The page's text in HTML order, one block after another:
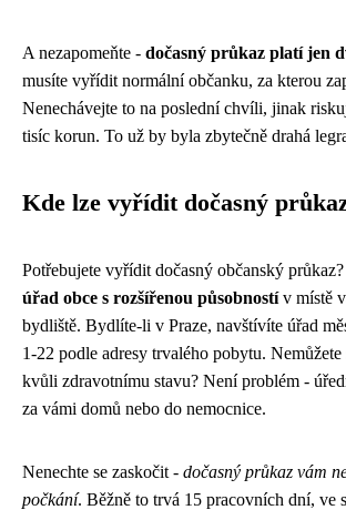
A nezapomeňte - dočasný průkaz platí jen
musíte vyřídit normální občanku, za kterou
Nenechávejte to na poslední chvíli, jinak
tisíc korun. To už by byla zbytečně drahá
Kde lze vyřídit dočasný
Potřebujete vyřídit dočasný občanský průkaz?
úřad obce s rozšířenou působnostív místě
bydliště. Bydlíte-li v Praze, navštívíte úřad
1-22 podle adresy trvalého pobytu. Nemůžete
kvůli zdravotnímu stavu? Není problém -
za vámi domů nebo do nemocnice.
Nenechte se zaskočit - dočasný průkaz vám
počkání. Běžně to trvá 15 pracovních dní, ve